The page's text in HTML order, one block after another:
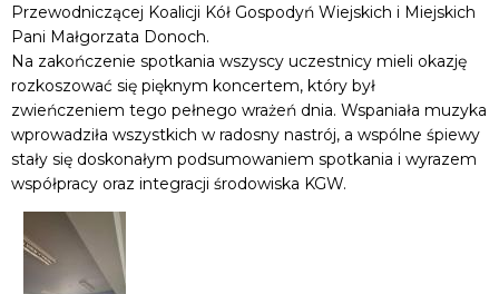
Przewodniczącej Koalicji Kół Gospodyń Wiejskich i Miejskich
Pani Małgorzata Donoch.
Na zakończenie spotkania wszyscy uczestnicy mieli okazję
rozkoszować się pięknym koncertem, który był
zwieńczeniem tego pełnego wrażeń dnia. Wspaniała muzyka
wprowadziła wszystkich w radosny nastrój, a wspólne śpiewy
stały się doskonałym podsumowaniem spotkania i wyrazem
współpracy oraz integracji środowiska KGW.